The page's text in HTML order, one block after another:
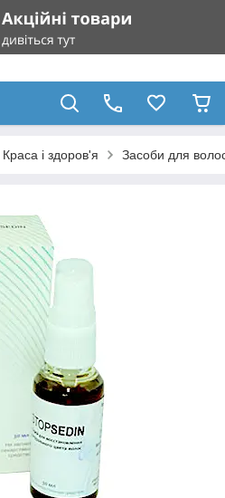
Краса і здоров'я Засоби для